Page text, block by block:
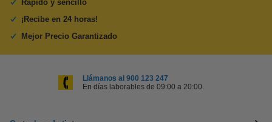
Rápido y sencillo
¡Recibe en 24 horas!
Mejor Precio Garantizado
Llámanos al 900 123 247
En días laborables de 09:00 a 20:00.